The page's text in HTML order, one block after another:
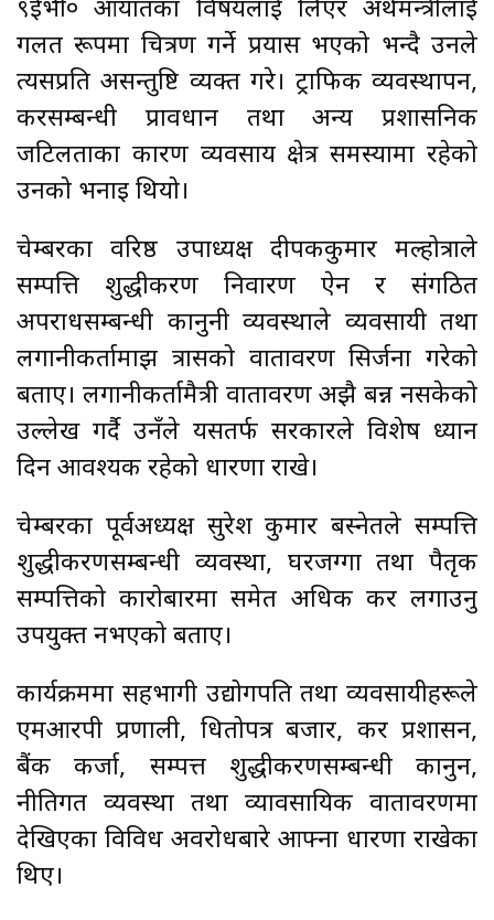
९ईभी० आयातका विषयलाई लिएर अर्थमन्त्रीलाई
गलत रूपमा चित्रण गर्ने प्रयास भएको भन्दै उनले
त्यसप्रति असन्तुष्टि व्यक्त गरे। ट्राफिक व्यवस्थापन,
करसम्बन्धी प्रावधान तथा अन्य प्रशासनिक
जटिलताका कारण व्यवसाय क्षेत्र समस्यामा रहेको
उनको भनाइ थियो।
चेम्बरका वरिष्ठ उपाध्यक्ष दीपककुमार मल्होत्राले
सम्पत्ति शुद्धीकरण निवारण ऐन र संगठित
अपराधसम्बन्धी कानुनी व्यवस्थाले व्यवसायी तथा
लगानीकर्तामाझ त्रासको वातावरण सिर्जना गरेको
बताए। लगानीकर्तामैत्री वातावरण अझै बन्न नसकेको
उल्लेख गर्दै उनँले यसतर्फ सरकारले विशेष ध्यान
दिन आवश्यक रहेको धारणा राखे।
चेम्बरका पूर्वअध्यक्ष सुरेश कुमार बस्नेतले सम्पत्ति
शुद्धीकरणसम्बन्धी व्यवस्था, घरजग्गा तथा पैतृक
सम्पत्तिको कारोबारमा समेत अधिक कर लगाउनु
उपयुक्त नभएको बताए।
कार्यक्रममा सहभागी उद्योगपति तथा व्यवसायीहरूले
एमआरपी प्रणाली, धितोपत्र बजार, कर प्रशासन,
बैंक कर्जा, सम्पत्त शुद्धीकरणसम्बन्धी कानुन,
नीतिगत व्यवस्था तथा व्यावसायिक वातावरणमा
देखिएका विविध अवरोधबारे आफ्ना धारणा राखेका
थिए।